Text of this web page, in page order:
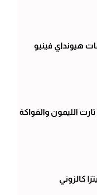
هيونداي فينيو
الليمون والفواكة
كالزوني